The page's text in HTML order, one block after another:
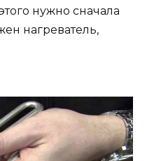
нужно сначала
нагреватель,